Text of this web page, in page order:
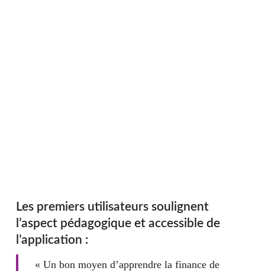
Les premiers utilisateurs soulignent
l’aspect pédagogique et accessible de
l’application :
« Un bon moyen d’apprendre la finance de